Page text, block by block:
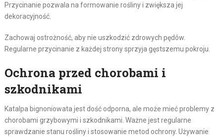
Przycinanie pozwala na formowanie rośliny i zwiększa jej
dekoracyjność.
Zachowaj ostrożność, aby nie uszkodzić zdrowych pędów.
Regularne przycinanie z każdej strony sprzyja gęstszemu pokroju.
Ochrona przed chorobami i
szkodnikami
Katalpa bignoniowata jest dość odporna, ale może mieć problemy z
chorobami grzybowymi i szkodnikami. Ważne jest regularne
sprawdzanie stanu rośliny i stosowanie metod ochrony. Używanie